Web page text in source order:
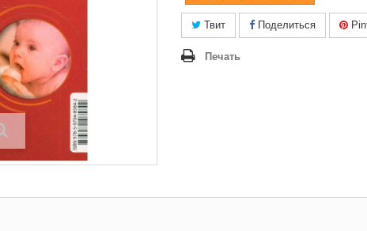
Твит Поделиться
Печать